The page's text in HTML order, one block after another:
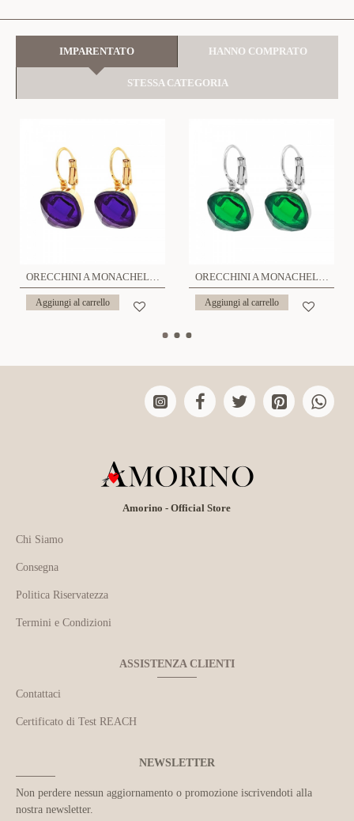
IMPARENTATO HANNO COMPRATO
STESSA CATEGORIA
ORECCHINI A MONACHELLA CON ZIRCONIA - ZT2112864G61
Aggiungi al carrello
ORECCHINI A MONACHELLA CON ZIRCONIA - ZT2112864G61
Aggiungi al carrello
Amorino - Official Store
Chi Siamo
Consegna
Politica Riservatezza
Termini e Condizioni
ASSISTENZA CLIENTI
Contattaci
Certificato di Test REACH
NEWSLETTER
Non perdere nessun aggiornamento o promozione iscrivendoti alla
nostra newsletter.